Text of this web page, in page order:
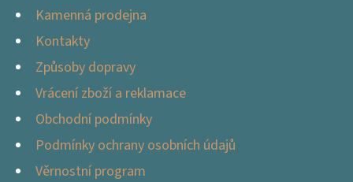
Kamenná prodejna
Kontakty
Způsoby dopravy
Vrácení zboží a reklamace
Obchodní podmínky
Podmínky ochrany osobních údajů
Věrnostní program